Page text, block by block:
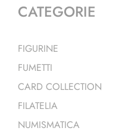
CATEGORIE
FIGURINE
FUMETTI
CARD COLLECTION
FILATELIA
NUMISMATICA